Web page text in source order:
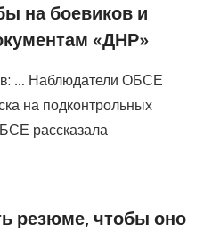
на боевиков и
«ДНР»
… Наблюдатели ОБСЕ
на подконтрольных
рассказала
резюме, чтобы оно